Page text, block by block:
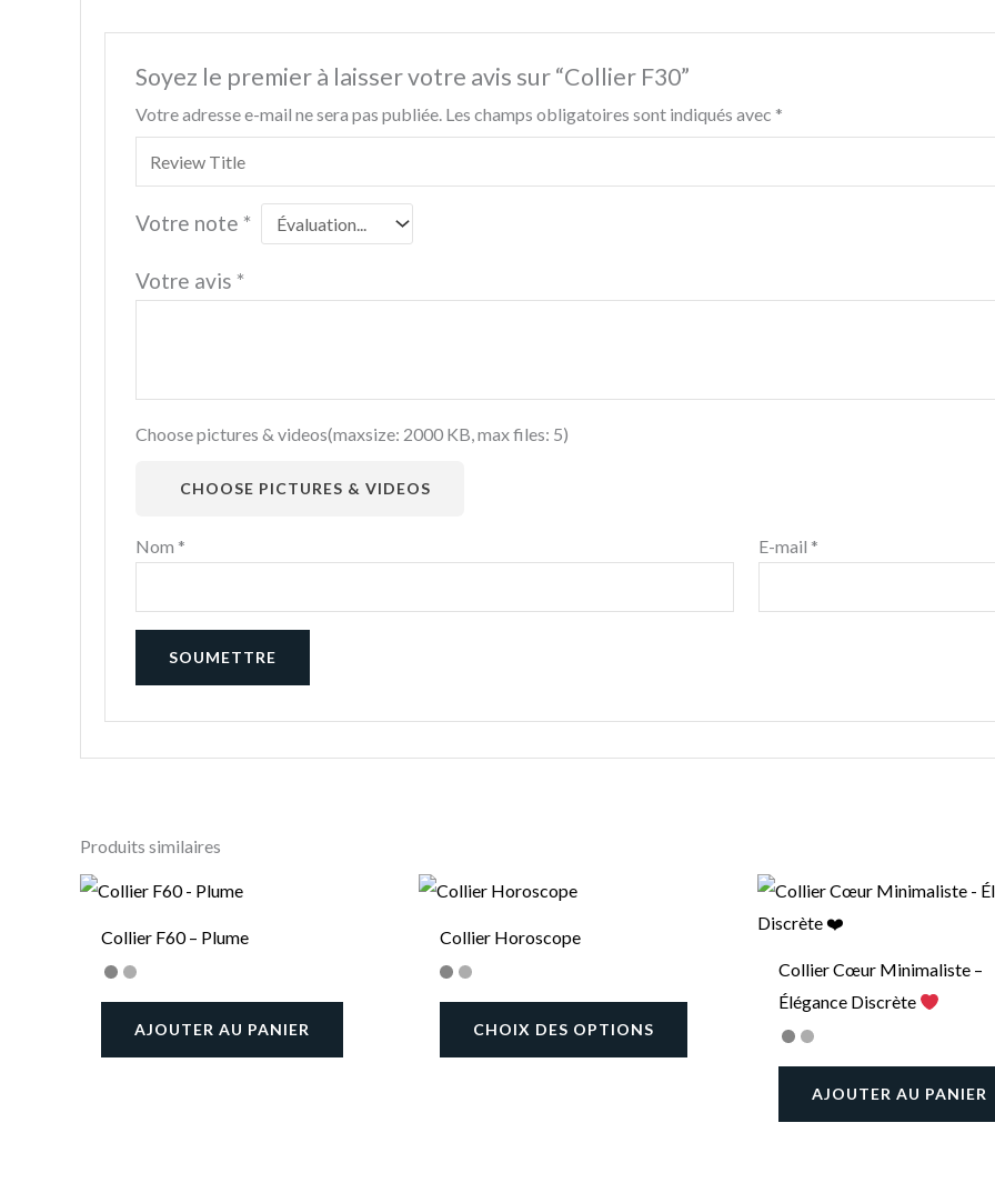
Soyez le premier à laisser votre avis sur “Collier F30”
Votre adresse e-mail ne sera pas publiée. Les champs obligatoires sont indiqués avec *
Votre note *
Votre avis *
Choose pictures & videos(maxsize: 2000 KB, max files: 5)
CHOOSE PICTURES & VIDEOS
Nom * E-mail *
Produits similaires
Collier F60 – Plume
AJOUTER AU PANIER
Collier Horoscope
CHOIX DES OPTIONS
Collier Cœur Minimaliste –
Élégance Discrète
AJOUTER AU PANIER